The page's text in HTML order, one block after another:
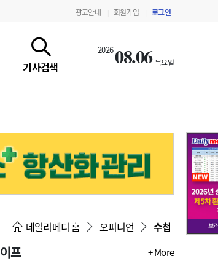
광고안내 회원가입 로그인
기사검색
202608.06 목요일
·기준·평가 약제급여 심사 결과
데일리메디 홈 오피니언 수첩
프 + More